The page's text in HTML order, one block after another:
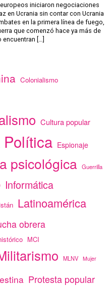
iniciaron negociaciones
en Ucrania sin contar con Ucrania
en la primera línea de fuego,
que comenzó hace ya más de
[…]
Colonialismo
Cultura popular
Espionaje
psicológica Guerrilla
Informática
Latinoamérica
obrera
MCI
MLNV Mujer
Protesta popular